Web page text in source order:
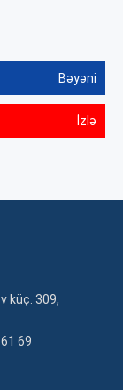
Bəyəni
İzlə
küç. 309,
69